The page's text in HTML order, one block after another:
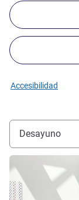
Accesibilidad
Desayuno
Más información